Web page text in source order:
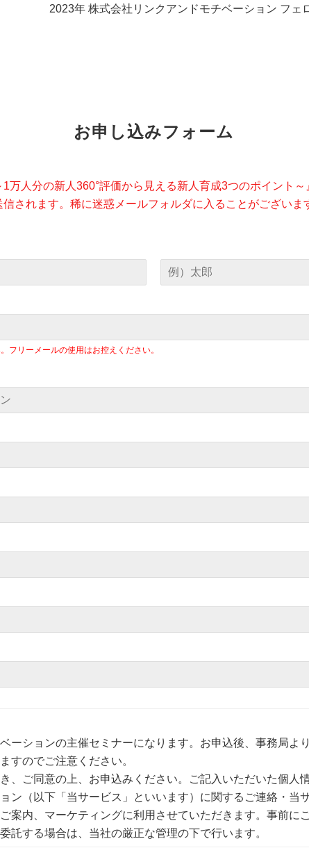
2023年 株式会社リンクアンドモチベーション フェ
お申し込みフォーム
万人分の新人360°評価から見える新人育成3つのポイント
されます。稀に迷惑メールフォルダに入ることがございま
リーメールの使用はお控えください。
ーションの主催セミナーになります。お申込後、事務局よ
すのでご注意ください。
、ご同意の上、お申込みください。ご記入いただいた個人
ン（以下「当サービス」といいます）に関するご連絡・当
案内、マーケティングに利用させていただきます。事前に
託する場合は、当社の厳正な管理の下で行います。